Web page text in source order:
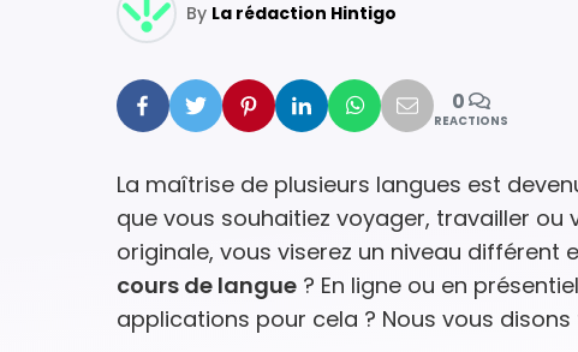
By La rédaction Hintigo
Facebook
Twitter PinterestLinkedinWhatsapp
Mail0
REACTIONS
La maîtrise de plusieurs langues est
que vous souhaitiez voyager, travailler ou
originale, vous viserez un niveau différent
cours de langue ? En ligne ou en
applications pour cela ? Nous vous disons